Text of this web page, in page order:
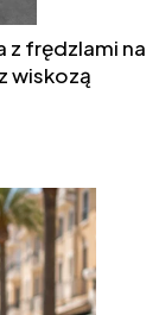
z frędzlami na
wiskozą